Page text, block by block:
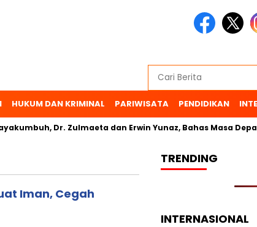
HUKUM DAN KRIMINAL PARIWISATA PENDIDIKAN
Dr. Zulmaeta dan Erwin Yunaz, Bahas Masa
Iman, Cegah
TRENDING
INTERNASIONAL